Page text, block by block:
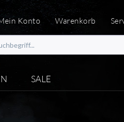
Konto Warenkorb
SALE